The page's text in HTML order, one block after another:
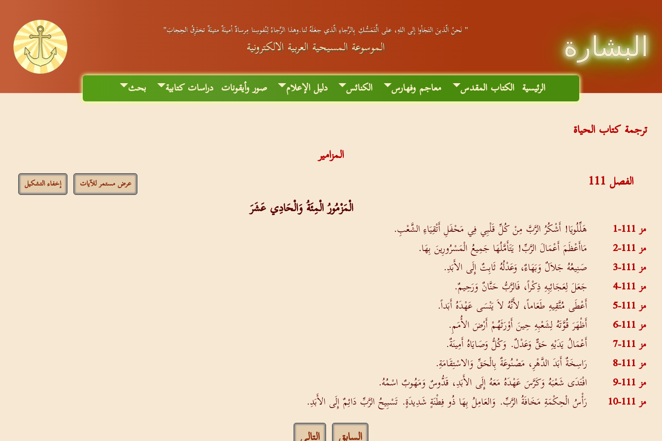
البشارة
" نَحنُ الّذينَ التَجَأوا إلى اللهِ، على الَّتَمَسُّكِ بِالرَّجاءِ الّذي جعَلَهُ لنا.وهذا الرَّجاءُ لِنُفوسِنا مِرساةٌ أمينَةٌ متينَةٌ تختَرِقُ الحِجابَ"
الموسوعة المسيحية العربية الالكترونية
الرئيسية الكتاب المقدس معاجم وفهارس الكنائس دليل الإعلام صور وأيقونات دراسات كتابية بحث
ترجمة كتاب الحياة
المزامير
الفصل111 عرض مستمر للآيات إخفاء التشكيل
الْمَزْمُورُ الْمِئَةُ وَالْحَادِي عَشَرَ
مز 111-1
هَلِّلُويَا! أَشْكُرُ الرَّبَّ مِنْ كُلِّ قَلْبِي فِي مَحْفَلِ أَتْقِيَاءِ الشَّعْبِ.
مز 111-2
مَاأَعْظَمَ أَعْمَالَ الرَّبِّ! يَتَأَمَّلُهَا جَمِيعُ الْمَسْرُورِينَ بِهَا.
مز 111-3
صَنِيعُهُ جَلاَلٌ وَبَهَاءٌ، وَعَدْلُهُ ثَابِتٌ إِلَى الأَبَدِ.
مز 111-4
جَعَلَ لِعَجَائِبِهِ ذِكْراً، فَالرَّبُّ حَنَّانٌ وَرَحِيمٌ.
مز 111-5
أَعْطَى مُتَّقِيهِ طَعَاماً، لأَنَّهُ لاَ يَنْسَى عَهْدَهُ أَبَداً.
مز 111-6
أَظْهَرَ قُوَّتَهُ لِشَعْبِهِ حِينَ أَوْرَثَهُمْ أَرْضَ الأُمَمِ.
مز 111-7
أَعْمَالُ يَدَيْهِ حَقٌّ وَعَدْلٌ. وَكُلُّ وَصَايَاهُ أَمِينَةٌ.
مز 111-8
رَاسِخَةٌ أَبَدَ الدَّهْرِ، مَصْنُوعَةٌ بِالْحَقِّ وَالاسْتِقَامَةِ.
مز 111-9
افْتَدَى شَعْبَهُ وَكَرَّسَ عَهْدَهُ مَعَهُ إِلَى الأَبَدِ، قَدُّوسٌ وَمَهُوبٌ اسْمُهُ.
مز 111-10
رَأْسُ الْحِكْمَةِ مَخَافَةُ الرَّبِّ. وَالعَامِلُ بِهَا ذُو فِطْنَةٍ شَدِيدَةٍ. تَسْبِيحُ الرَّبِّ دَائِمٌ إِلَى الأَبَدِ.